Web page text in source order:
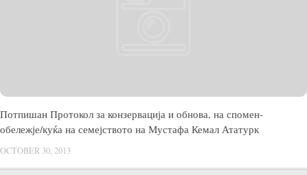
Потпишан Протокол за конзервација и обнова, на спомен-
обележје/куќа на семејството на Мустафа Кемал Ататурк
OCTOBER 30, 2013